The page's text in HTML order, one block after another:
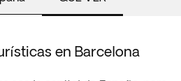
en Barcelona